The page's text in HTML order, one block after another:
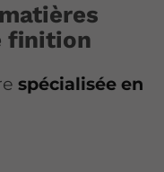
finition
spécialisée en